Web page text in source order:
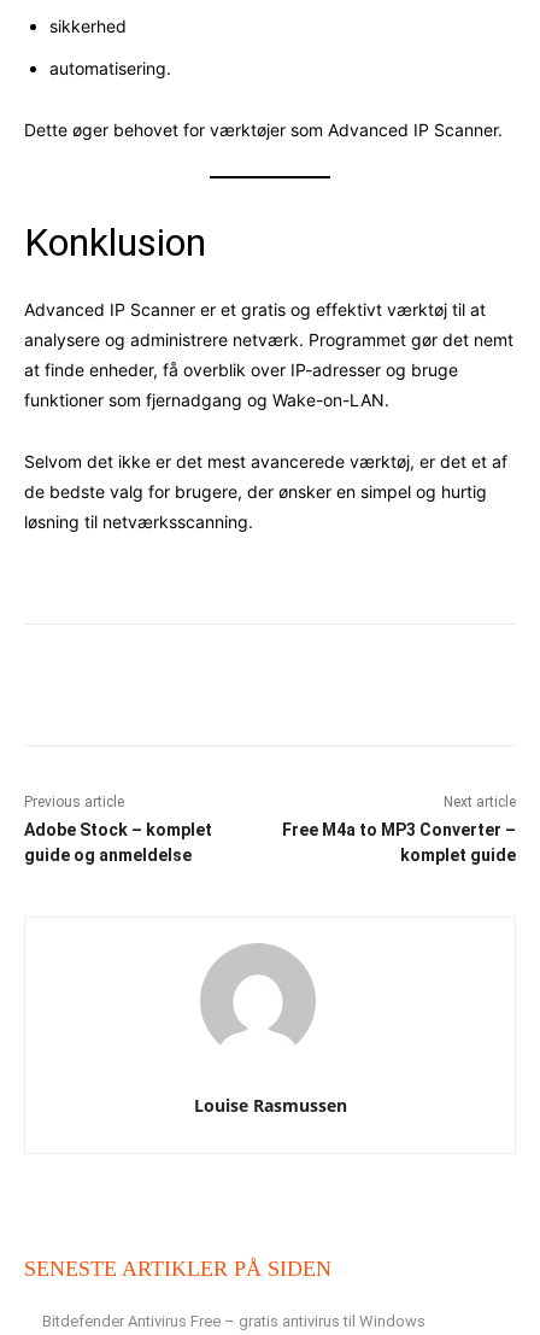
sikkerhed
automatisering.
Dette øger behovet for værktøjer som Advanced IP Scanner.
Konklusion
Advanced IP Scanner er et gratis og effektivt værktøj til at
analysere og administrere netværk. Programmet gør det nemt
at finde enheder, få overblik over IP-adresser og bruge
funktioner som fjernadgang og Wake-on-LAN.
Selvom det ikke er det mest avancerede værktøj, er det et af
de bedste valg for brugere, der ønsker en simpel og hurtig
løsning til netværksscanning.
Previous article
Adobe Stock – komplet
guide og anmeldelse
Next article
Free M4a to MP3 Converter –
komplet guide
Louise Rasmussen
SENESTE ARTIKLER PÅ SIDEN
Bitdefender Antivirus Free – gratis antivirus til Windows